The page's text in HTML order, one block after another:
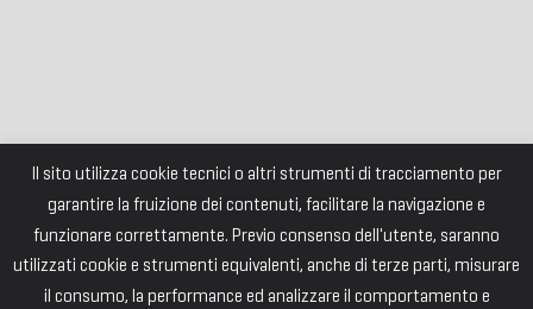
Il sito utilizza cookie tecnici o altri strumenti di tracciamento per
garantire la fruizione dei contenuti, facilitare la navigazione e
funzionare correttamente. Previo consenso dell'utente, saranno
utilizzati cookie e strumenti equivalenti, anche di terze parti, misurare
il consumo, la performance ed analizzare il comportamento e